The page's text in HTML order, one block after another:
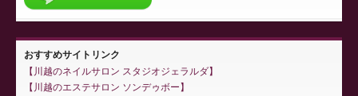
おすすめサイトリンク
川越のネイルサロン スタジオジェラルダ
川越のエステサロン ソンデゥボー